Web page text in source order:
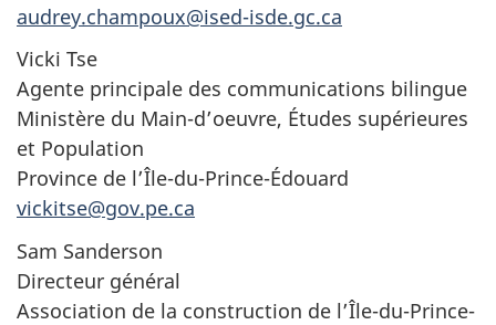
audrey.champoux@ised-isde.gc.ca
Vicki Tse
Agente principale des communications bilingue
Ministère du Main-d’oeuvre, Études supérieures
et Population
Province de l’Île-du-Prince-Édouard
vickitse@gov.pe.ca
Sam Sanderson
Directeur général
Association de la construction de l’Île-du-Prince-